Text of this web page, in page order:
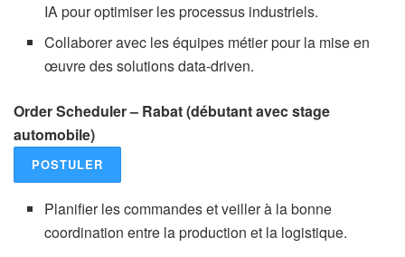
IA pour optimiser les processus industriels.
Collaborer avec les équipes métier pour la mise en
œuvre des solutions data-driven.
Order Scheduler – Rabat (débutant avec stage
automobile)
POSTULER
Planifier les commandes et veiller à la bonne
coordination entre la production et la logistique.